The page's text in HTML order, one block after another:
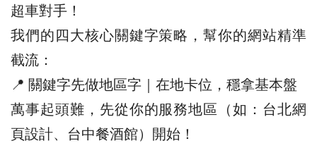
超車對手！
我們的四大核心關鍵字策略，幫你的網站精準
截流：
📍 關鍵字先做地區字｜在地卡位，穩拿基本盤
萬事起頭難，先從你的服務地區（如：台北網
頁設計、台中餐酒館）開始！